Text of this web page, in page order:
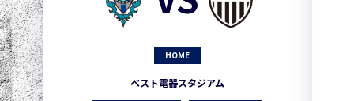
HOME
ベスト電器スタジアム